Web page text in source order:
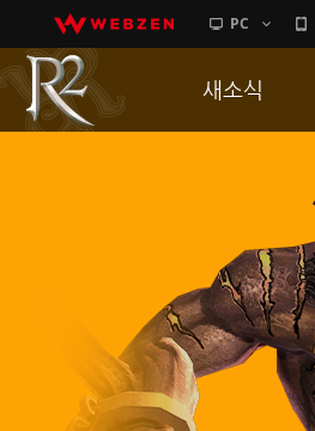
PC
새소식
이벤트
히스토리
PC방으로간다